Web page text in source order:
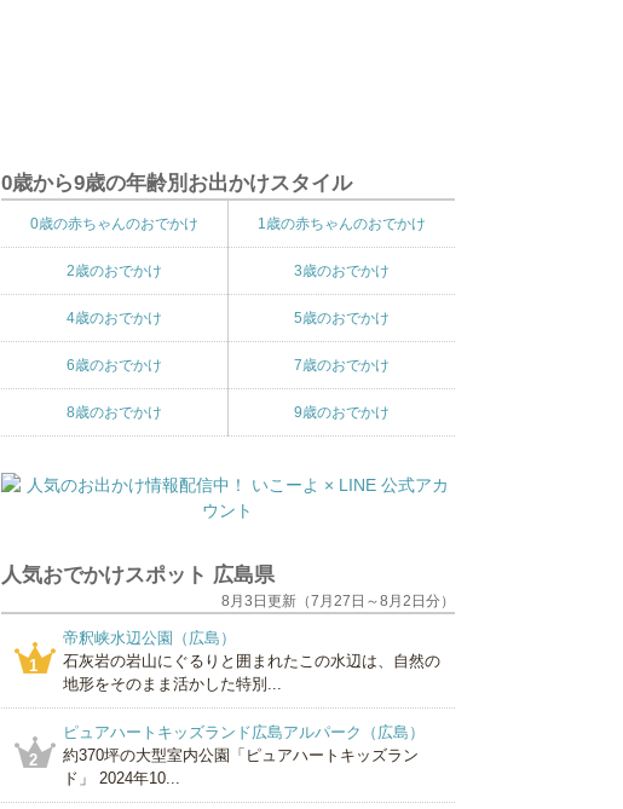
0歳から9歳の年齢別お出かけスタイル
0歳の赤ちゃんのおでかけ 1歳の赤ちゃんのおでかけ
2歳のおでかけ 3歳のおでかけ
4歳のおでかけ 5歳のおでかけ
6歳のおでかけ 7歳のおでかけ
8歳のおでかけ 9歳のおでかけ
人気おでかけスポット 広島県
8月3日更新（7月27日～8月2日分）
1
帝釈峡水辺公園（広島）
石灰岩の岩山にぐるりと囲まれたこの水辺は、自然の
地形をそのまま活かした特別...
2
ピュアハートキッズランド広島アルパーク（広島）
約370坪の大型室内公園「ピュアハートキッズラン
ド」 2024年10...